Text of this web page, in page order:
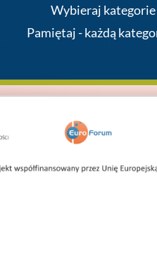
Wybieraj kategorie
Pamiętaj - każdą